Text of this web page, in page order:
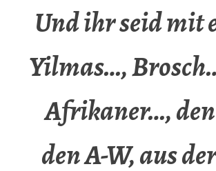
Und ihr seid mit
Yilmas…,
Afrikaner…,
den A-W, aus